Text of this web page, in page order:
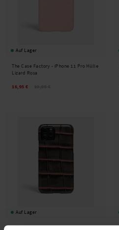
Auf Lager
The Case Factory - iPhone 11 Pro Hülle
Lizard Rosa
16,95 €
Auf Lager
The Case Factory -iPhone 11 Pro Hülle